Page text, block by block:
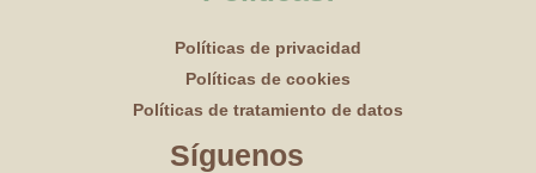
Políticas de privacidad
Políticas de cookies
Políticas de tratamiento de datos
Síguenos